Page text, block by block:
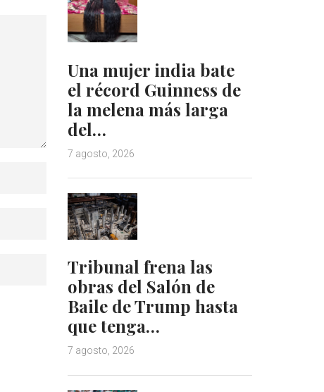
Una mujer india bate
el récord Guinness de
la melena más larga
del…
7 agosto, 2026
Tribunal frena las
obras del Salón de
Baile de Trump hasta
que tenga…
7 agosto, 2026